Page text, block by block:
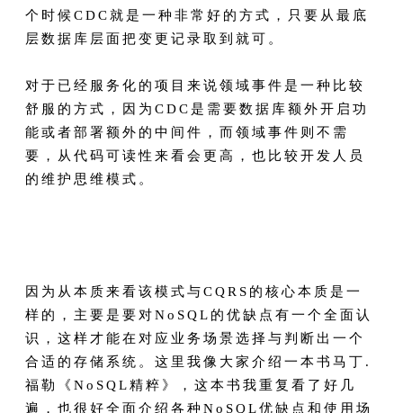
个时候CDC就是一种非常好的方式，只要从最底
层数据库层面把变更记录取到就可。
对于已经服务化的项目来说领域事件是一种比较
舒服的方式，因为CDC是需要数据库额外开启功
能或者部署额外的中间件，而领域事件则不需
要，从代码可读性来看会更高，也比较开发人员
的维护思维模式。
因为从本质来看该模式与CQRS的核心本质是一
样的，主要是要对NoSQL的优缺点有一个全面认
识，这样才能在对应业务场景选择与判断出一个
合适的存储系统。这里我像大家介绍一本书马丁.
福勒《NoSQL精粹》，这本书我重复看了好几
遍，也很好全面介绍各种NoSQL优缺点和使用场